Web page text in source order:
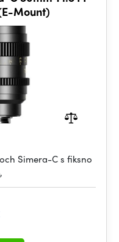
Mount)
Simera-C s fiksno